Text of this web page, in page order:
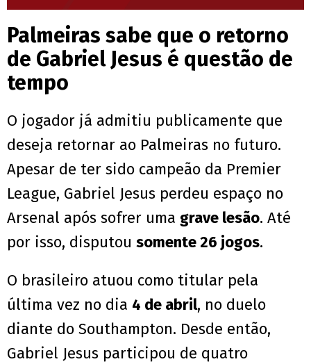
Palmeiras sabe que o retorno
de Gabriel Jesus é questão de
tempo
O jogador já admitiu publicamente que
deseja retornar ao Palmeiras no futuro.
Apesar de ter sido campeão da Premier
League, Gabriel Jesus perdeu espaço no
Arsenal após sofrer uma grave lesão. Até
por isso, disputou somente 26 jogos.
O brasileiro atuou como titular pela
última vez no dia 4 de abril, no duelo
diante do Southampton. Desde então,
Gabriel Jesus participou de quatro